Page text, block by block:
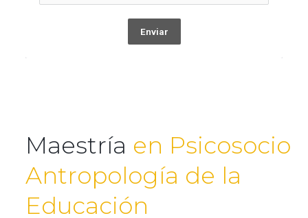
Enviar
Maestría en Psicosocio
Antropología de la
Educación